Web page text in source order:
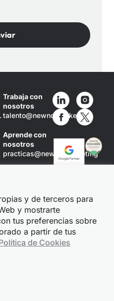
Trabaja con
nosotros
talento@newno.marketing
Aprende con
nosotros
practicas@newno.marketing
y de terceros para
y mostrarte
tus preferencias sobre
a partir de tus
de Cookies